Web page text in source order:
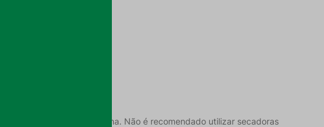
e aquecido no inverno;
raios solares;
lado do blackout para cima. Não é recomendado utilizar secadoras